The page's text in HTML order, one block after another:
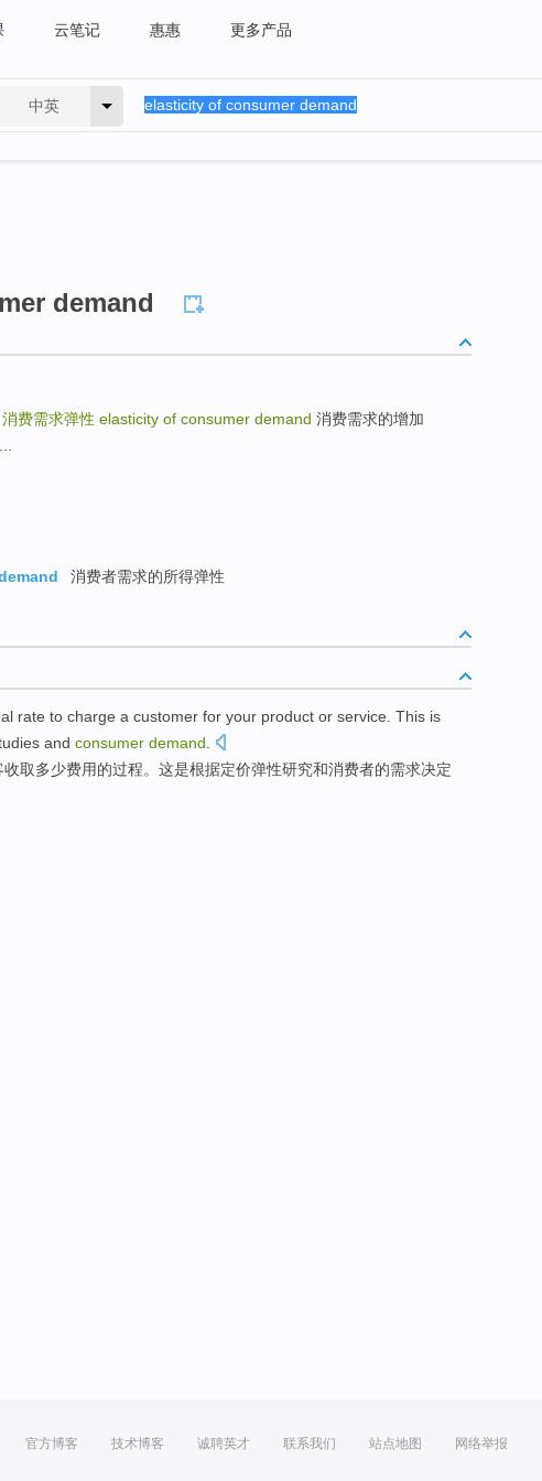
云笔记 惠惠 更多产品
中英
demand
消费需求弹性 elasticity of consumer demand 消费需求的增加
消费者需求的所得弹性
rate to charge a customer for your product or service. This is
and consumer demand.
收取多少费用的过程。 这是根据定价弹性研究和消费者的需求决定
官方博客 技术博客 诚聘英才 联系我们 站点地图 网络举报